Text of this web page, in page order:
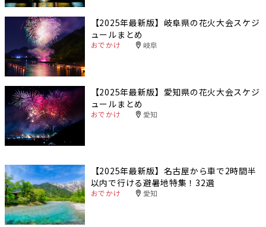
【2025年最新版】岐阜県の花火大会スケジ
ュールまとめ
おでかけ 岐阜
【2025年最新版】愛知県の花火大会スケジ
ュールまとめ
おでかけ 愛知
【2025年最新版】名古屋から車で2時間半
以内で行ける避暑地特集！32選
おでかけ 愛知